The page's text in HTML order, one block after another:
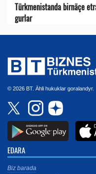
Türkmenistanda birnäçe
gurlar
© 2026 BT. Ähli hukuklar goralandyr.
EDARA
Biz barada